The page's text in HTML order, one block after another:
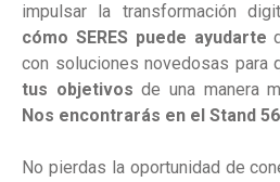
impulsar la transformación
cómo SERES puede ayudarte
con soluciones novedosas para
tus objetivos de una manera
Nos encontrarás en el Stand
No pierdas la oportunidad de